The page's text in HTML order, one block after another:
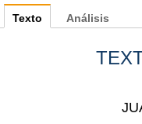
Texto Análisis